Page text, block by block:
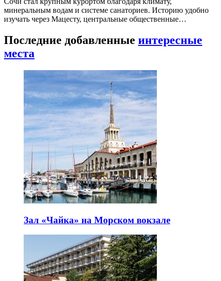
минеральным водам и системе санаториев. Историю удобно
изучать через Мацесту, центральные общественные…
Последние добавленные интересные
места
Зал «Чайка» на Морском вокзале